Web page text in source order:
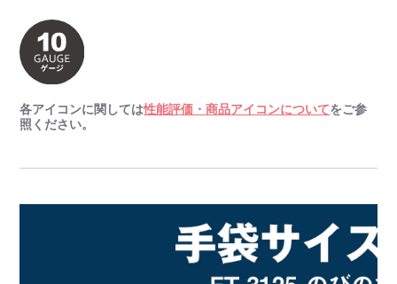
各アイコンに関しては性能評価・商品アイコンについてをご参
照ください。